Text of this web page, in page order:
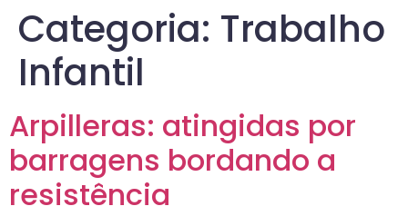
Categoria: Trabalho
Infantil
Arpilleras: atingidas por
barragens bordando a
resistência